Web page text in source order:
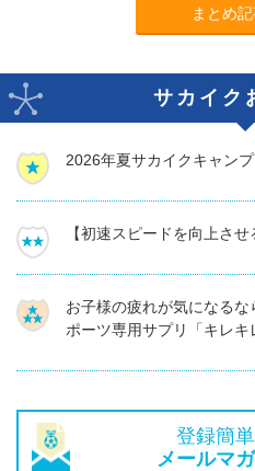
まとめ
サカイク
2026年夏サカイクキャンプ
【初速スピードを向上さ
お子様の疲れが気になる
ポーツ専用サプリ「キレキ
登録簡
メールマ